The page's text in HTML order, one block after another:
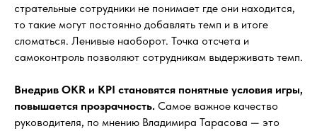
стрательные сотрудники не понимает где они находится,
то такие могут постоянно добавлять темп и в итоге
сломаться. Ленивые наоборот. Точка отсчета и
самоконтроль позволяют сотрудникам выдерживать темп.
Внедрив OKR и KPI становятся понятные условия игры,
повышается прозрачность. Самое важное качество
руководителя, по мнению Владимира Тарасова — это